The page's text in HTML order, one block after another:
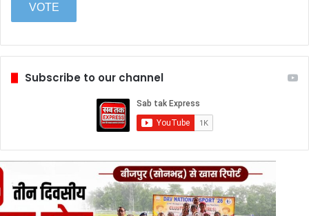
Subscribe to our channel